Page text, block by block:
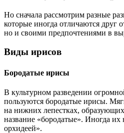
Но сначала рассмотрим разные
которые иногда отличаются друг
но и своими предпочтениями в
Виды ирисов
Бородатые ирисы
В культурном разведении
пользуются бородатые ирисы.
на нижних лепестках,
название «бородатые». Иногда их
орхидеей».